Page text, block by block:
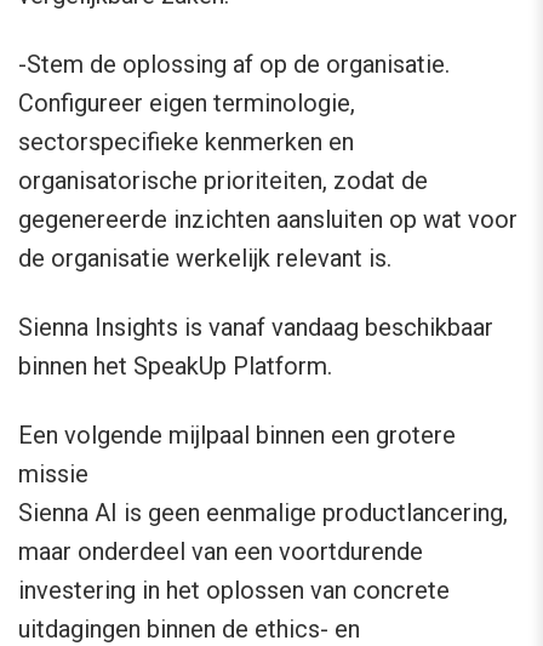
-Stem de oplossing af op de organisatie.
Configureer eigen terminologie,
sectorspecifieke kenmerken en
organisatorische prioriteiten, zodat de
gegenereerde inzichten aansluiten op wat voor
de organisatie werkelijk relevant is.
Sienna Insights is vanaf vandaag beschikbaar
binnen het SpeakUp Platform.
Een volgende mijlpaal binnen een grotere
missie
Sienna AI is geen eenmalige productlancering,
maar onderdeel van een voortdurende
investering in het oplossen van concrete
uitdagingen binnen de ethics- en